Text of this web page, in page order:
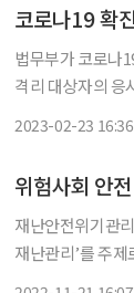
코로나19 확
법무부가 코로나
격리 대상자의 응시
2023-02-23 16:36
재난안전위기관
재난관리’를 주제로 학술세미나를 열